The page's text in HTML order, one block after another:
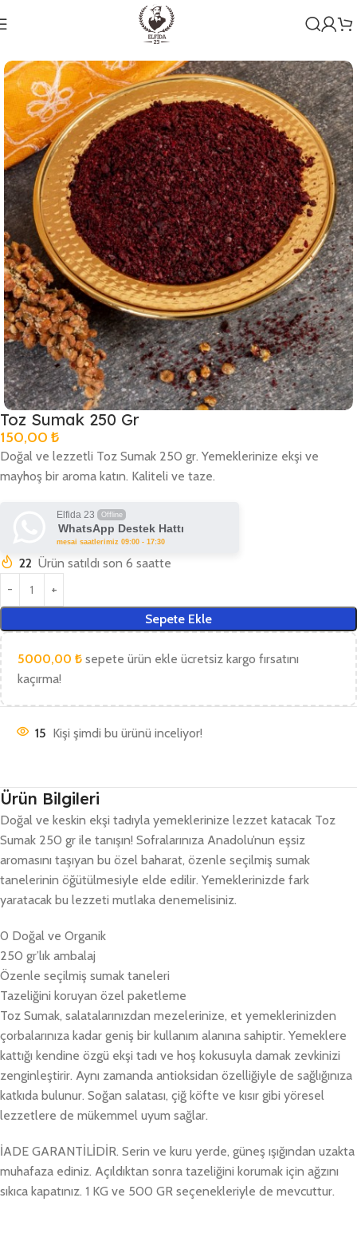
Toz Sumak 250 Gr
150,00 ₺
Doğal ve lezzetli Toz Sumak 250 gr. Yemeklerinize ekşi ve
mayhoş bir aroma katın. Kaliteli ve taze.
Elfida 23 Offline
WhatsApp Destek Hattı
mesai saatlerimiz 09:00 - 17:30
22 Ürün satıldı son 6 saatte
Sepete Ekle
5000,00 ₺ sepete ürün ekle ücretsiz kargo fırsatını
kaçırma!
15 Kişi şimdi bu ürünü inceliyor!
Ürün Bilgileri
Doğal ve keskin ekşi tadıyla yemeklerinize lezzet katacak Toz
Sumak 250 gr ile tanışın! Sofralarınıza Anadolu’nun eşsiz
aromasını taşıyan bu özel baharat, özenle seçilmiş sumak
tanelerinin öğütülmesiyle elde edilir. Yemeklerinizde fark
yaratacak bu lezzeti mutlaka denemelisiniz.
0 Doğal ve Organik
250 gr’lık ambalaj
Özenle seçilmiş sumak taneleri
Tazeliğini koruyan özel paketleme
Toz Sumak, salatalarınızdan mezelerinize, et yemeklerinizden
çorbalarınıza kadar geniş bir kullanım alanına sahiptir. Yemeklere
kattığı kendine özgü ekşi tadı ve hoş kokusuyla damak zevkinizi
zenginleştirir. Aynı zamanda antioksidan özelliğiyle de sağlığınıza
katkıda bulunur. Soğan salatası, çiğ köfte ve kısır gibi yöresel
lezzetlere de mükemmel uyum sağlar.
İADE GARANTİLİDİR. Serin ve kuru yerde, güneş ışığından uzakta
muhafaza ediniz. Açıldıktan sonra tazeliğini korumak için ağzını
sıkıca kapatınız. 1 KG ve 500 GR seçenekleriyle de mevcuttur.